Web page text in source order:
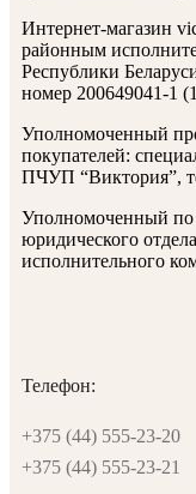
Интернет-магазин
районным
Республики
номер 200649041-1
Уполномоченный
покупателей:
ПЧУП “Виктория”,
Уполномоченный по
юридического
исполнительного
Телефон:
+375 (44) 555-23-20
+375 (44) 555-23-21